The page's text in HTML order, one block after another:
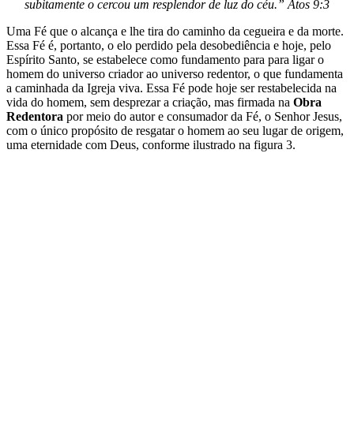
subitamente o cercou um resplendor de luz do céu.” Atos 9:3
Uma Fé que o alcança e lhe tira do caminho da cegueira e da morte.
Essa Fé é, portanto, o elo perdido pela desobediência e hoje, pelo
Espírito Santo, se estabelece como fundamento para para ligar o
homem do universo criador ao universo redentor, o que fundamenta
a caminhada da Igreja viva. Essa Fé pode hoje ser restabelecida na
vida do homem, sem desprezar a criação, mas firmada na Obra
Redentora por meio do autor e consumador da Fé, o Senhor Jesus,
com o único propósito de resgatar o homem ao seu lugar de origem,
uma eternidade com Deus, conforme ilustrado na figura 3.